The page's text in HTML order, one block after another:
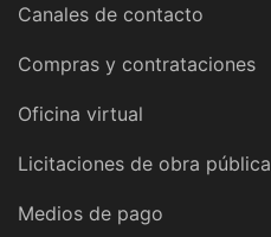
Canales de contacto
Compras y contrataciones
Oficina virtual
Licitaciones de obra pública
Medios de pago